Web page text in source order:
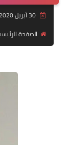
30 أبريل 2020
الصفحة